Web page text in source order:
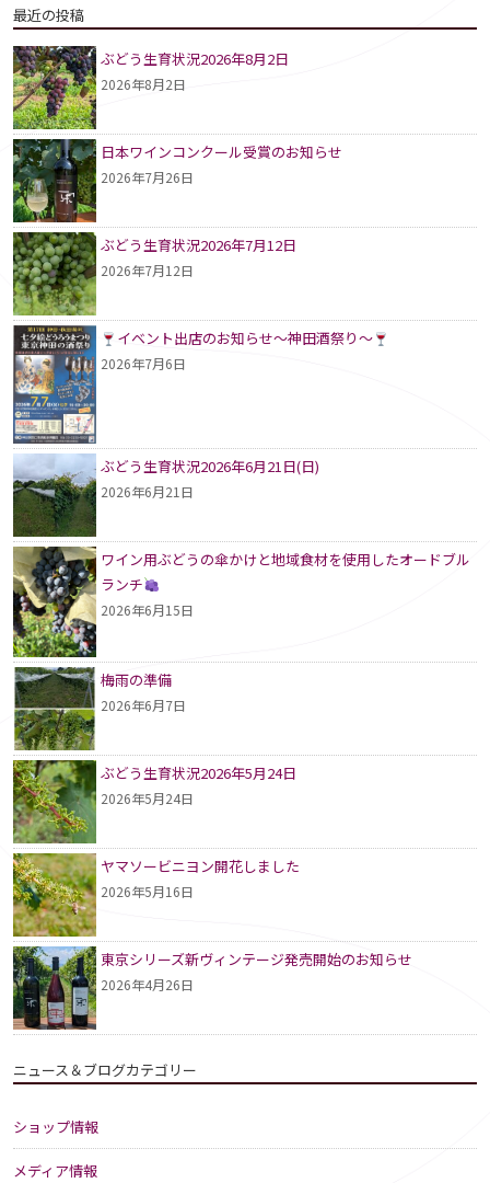
ビ
ゲ
ー
シ
ョ
ン
最近の投稿
ぶどう生育状況2026年8月2日
2026年8月2日
日本ワインコンクール受賞のお知らせ
2026年7月26日
ぶどう生育状況2026年7月12日
2026年7月12日
イベント出店のお知らせ～神田酒祭り～
2026年7月6日
ぶどう生育状況2026年6月21日(日)
2026年6月21日
ワイン用ぶどうの傘かけと地域食材を使用したオードブル
ランチ
2026年6月15日
梅雨の準備
2026年6月7日
ぶどう生育状況2026年5月24日
2026年5月24日
ヤマソービニヨン開花しました
2026年5月16日
東京シリーズ新ヴィンテージ発売開始のお知らせ
2026年4月26日
ニュース＆ブログカテゴリー
ショップ情報
メディア情報